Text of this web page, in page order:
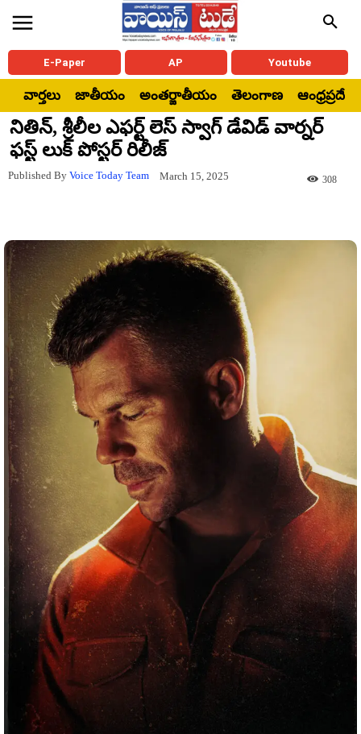
E-Paper AP Youtube
వార్తలు జాతీయం అంతర్జాతీయం తెలంగాణ ఆంధ్రప్రదేశ్
నితిన్, శ్రీలీల ఎఫర్ట్ లెస్ స్వాగ్ డేవిడ్ వార్నర్
ఫస్ట్ లుక్ పోస్టర్ రిలీజ్
Published By Voice Today Team March 15, 2025 308